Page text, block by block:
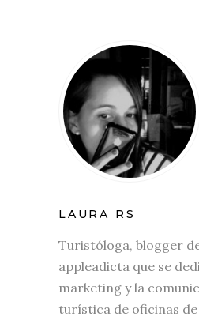
LAURA RS
Turistóloga, blogger
appleadicta que se
marketing y la
turística de oficinas